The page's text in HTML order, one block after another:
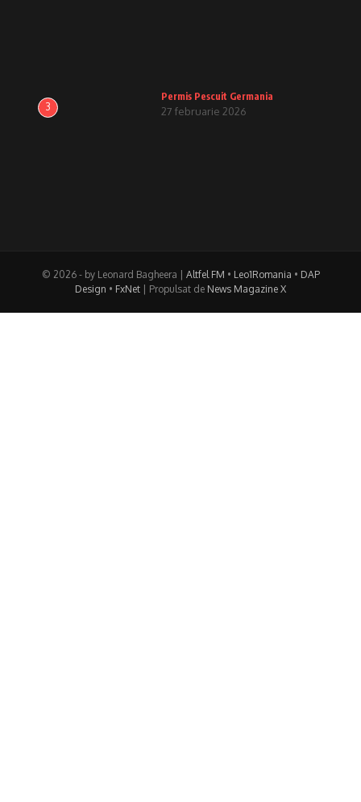
3
Permis Pescuit Germania
27 februarie 2026
© 2026 - by Leonard Bagheera | Altfel FM • Leo1Romania • DAP
Design • FxNet | Propulsat de News Magazine X